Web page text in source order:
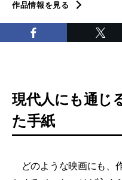
作品情報を見る
現代人にも通じ
た手紙
どのような映画にも、